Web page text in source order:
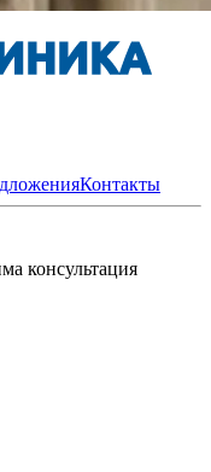
Контакты
консультация